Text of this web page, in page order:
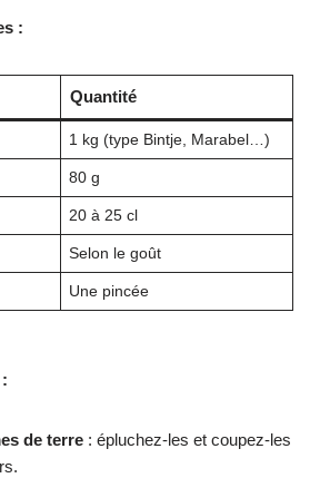
:
Quantité
1 kg (type Bintje, Marabel…)
80 g
20 à 25 cl
Selon le goût
Une pincée
de terre : épluchez-les et coupez-les